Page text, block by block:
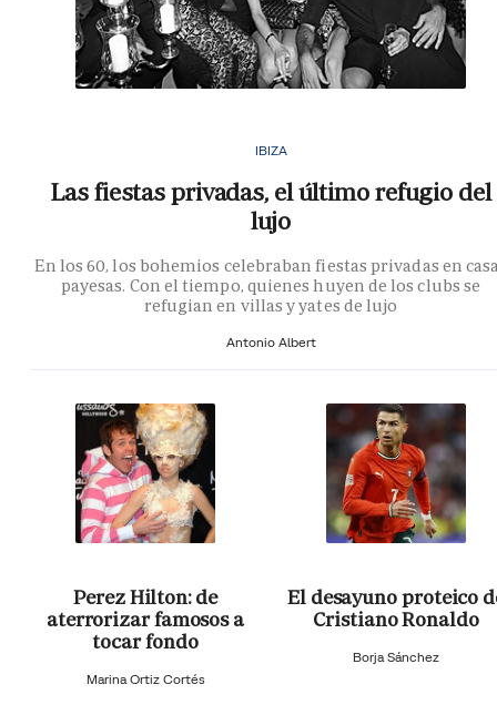
IBIZA
Las fiestas privadas, el último refugio del
lujo
En los 60, los bohemios celebraban fiestas privadas en
payesas. Con el tiempo, quienes huyen de los clubs se
refugian en villas y yates de lujo
Antonio Albert
Perez Hilton: de
aterrorizar famosos a
tocar fondo
Marina Ortiz Cortés
El desayuno proteico
Cristiano Ronaldo
Borja Sánchez